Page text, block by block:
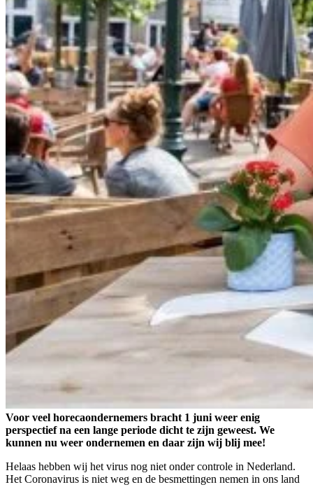
Voor veel horecaondernemers bracht 1 juni weer enig
perspectief na een lange periode dicht te zijn geweest. We
kunnen nu weer ondernemen en daar zijn wij blij mee!
Helaas hebben wij het virus nog niet onder controle in Nederland.
Het Coronavirus is niet weg en de besmettingen nemen in ons land